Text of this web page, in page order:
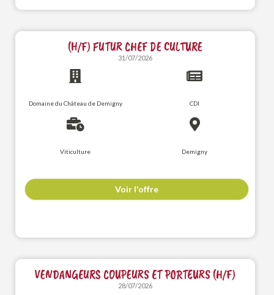
(H/F) FUTUR CHEF DE CULTURE
31/07/2026
Domaine du Château de Demigny CDI
Viticulture Demigny
Voir l'offre
VENDANGEURS COUPEURS ET PORTEURS (H/F)
28/07/2026